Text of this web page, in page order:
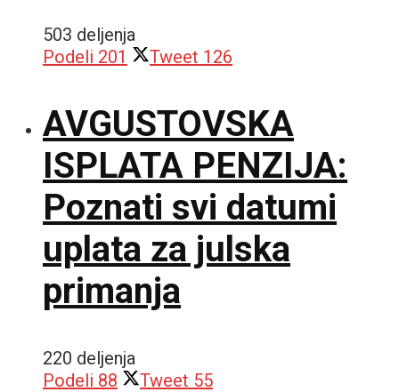
503 deljenja
Podeli 201 Tweet 126
AVGUSTOVSKA
ISPLATA PENZIJA:
Poznati svi datumi
uplata za julska
primanja
220 deljenja
Podeli 88 Tweet 55